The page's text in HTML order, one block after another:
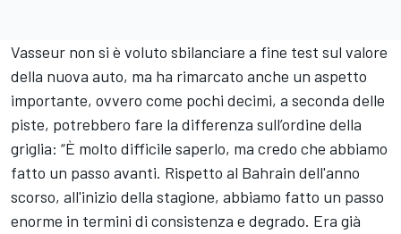
Vasseur non si è voluto sbilanciare a fine test sul valore
della nuova auto, ma ha rimarcato anche un aspetto
importante, ovvero come pochi decimi, a seconda delle
piste, potrebbero fare la differenza sull’ordine della
griglia: “È molto difficile saperlo, ma credo che abbiamo
fatto un passo avanti. Rispetto al Bahrain dell'anno
scorso, all'inizio della stagione, abbiamo fatto un passo
enorme in termini di consistenza e degrado. Era già